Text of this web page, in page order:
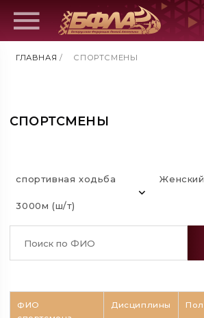
ГЛАВНАЯ / СПОРТСМЕНЫ
СПОРТСМЕНЫ
спортивная ходьба
3000м (ш/т)
Женский
ФИО
Дисциплины Пол